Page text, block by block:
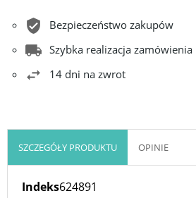
Bezpieczeństwo zakupów
Szybka realizacja zamówienia
14 dni na zwrot
SZCZEGÓŁY PRODUKTU OPINIE
Indeks624891